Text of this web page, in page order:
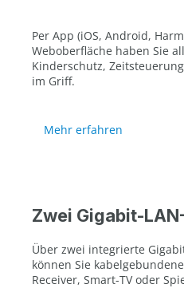
Per App (iOS, Android,
Weboberfläche haben Sie
Kinderschutz,
im Griff.
Mehr erfahren
Zwei Gigabit-
Über zwei integrierte
können Sie
Receiver, Smart-TV oder